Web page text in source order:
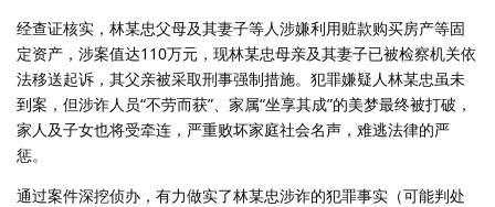
经查证核实，林某忠父母及其妻子等人涉嫌利用赃款购买房产等固
定资产，涉案值达110万元，现林某忠母亲及其妻子已被检察机关依
法移送起诉，其父亲被采取刑事强制措施。犯罪嫌疑人林某忠虽未
到案，但涉诈人员“不劳而获”、家属“坐享其成”的美梦最终被打破，
家人及子女也将受牵连，严重败坏家庭社会名声，难逃法律的严
惩。
通过案件深挖侦办，有力做实了林某忠涉诈的犯罪事实（可能判处